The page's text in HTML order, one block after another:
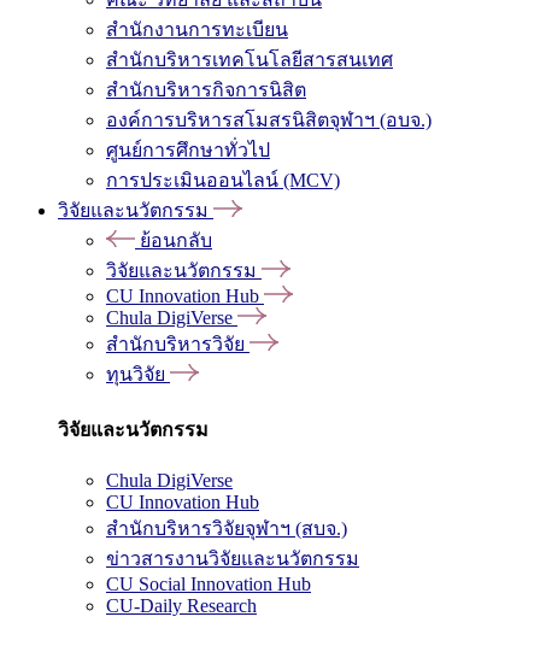
สำนักงานการทะเบียน
สำนักบริหารเทคโนโลยีสารสนเทศ
สำนักบริหารกิจการนิสิต
องค์การบริหารสโมสรนิสิตจุฬาฯ (อบจ.)
ศูนย์การศึกษาทั่วไป
การประเมินออนไลน์ (MCV)
วิจัยและนวัตกรรม
ย้อนกลับ
วิจัยและนวัตกรรม
CU Innovation Hub
Chula DigiVerse
สำนักบริหารวิจัย
ทุนวิจัย
วิจัยและนวัตกรรม
Chula DigiVerse
CU Innovation Hub
สำนักบริหารวิจัยจุฬาฯ (สบจ.)
ข่าวสารงานวิจัยและนวัตกรรม
CU Social Innovation Hub
CU-Daily Research